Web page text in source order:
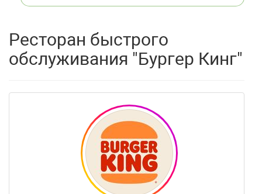
Ресторан быстрого
обслуживания "Бургер Кинг"